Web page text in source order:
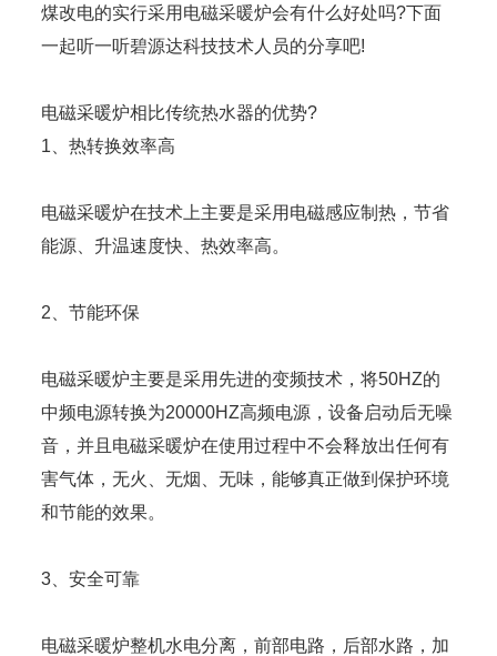
煤改电的实行采用电磁采暖炉会有什么好处吗?下面
一起听一听碧源达科技技术人员的分享吧!
电磁采暖炉相比传统热水器的优势?
1、热转换效率高
电磁采暖炉在技术上主要是采用电磁感应制热，节省
能源、升温速度快、热效率高。
2、节能环保
电磁采暖炉主要是采用先进的变频技术，将50HZ的
中频电源转换为20000HZ高频电源，设备启动后无噪
音，并且电磁采暖炉在使用过程中不会释放出任何有
害气体，无火、无烟、无味，能够真正做到保护环境
和节能的效果。
3、安全可靠
电磁采暖炉整机水电分离，前部电路，后部水路，加